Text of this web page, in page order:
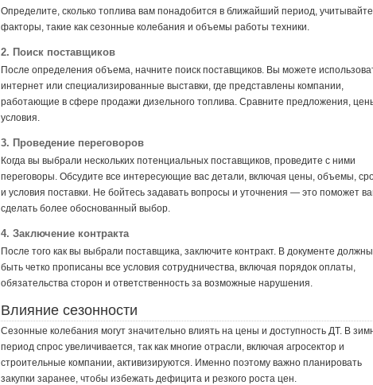
Определите, сколько топлива вам понадобится в ближайший период, учитывайте
факторы, такие как сезонные колебания и объемы работы техники.
2. Поиск поставщиков
После определения объема, начните поиск поставщиков. Вы можете
интернет или специализированные выставки, где представлены компании,
работающие в сфере продажи дизельного топлива. Сравните предложения,
условия.
3. Проведение переговоров
Когда вы выбрали нескольких потенциальных поставщиков, проведите с ними
переговоры. Обсудите все интересующие вас детали, включая цены, объемы,
и условия поставки. Не бойтесь задавать вопросы и уточнения — это поможет
сделать более обоснованный выбор.
4. Заключение контракта
После того как вы выбрали поставщика, заключите контракт. В документе должны
быть четко прописаны все условия сотрудничества, включая порядок оплаты,
обязательства сторон и ответственность за возможные нарушения.
Влияние сезонности
Сезонные колебания могут значительно влиять на цены и доступность ДТ. В
период спрос увеличивается, так как многие отрасли, включая агросектор и
строительные компании, активизируются. Именно поэтому важно планировать
закупки заранее, чтобы избежать дефицита и резкого роста цен.